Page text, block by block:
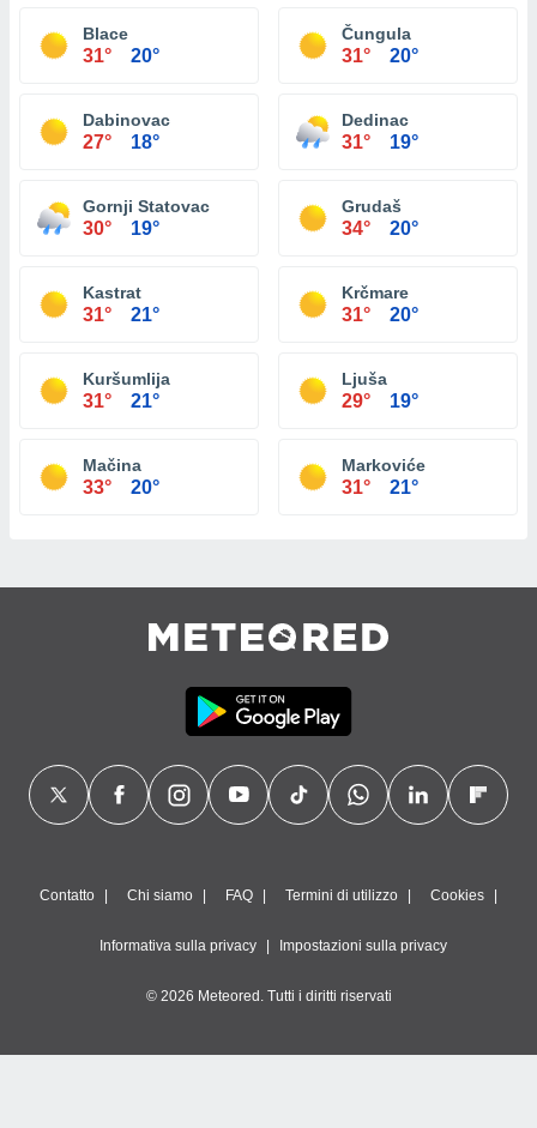
Blace
31° 20°
Čungula
31° 20°
Dabinovac
27° 18°
Dedinac
31° 19°
Gornji Statovac
30° 19°
Grudaš
34° 20°
Kastrat
31° 21°
Krčmare
31° 20°
Kuršumlija
31° 21°
Ljuša
29° 19°
Mačina
33° 20°
Markoviće
31° 21°
Contatto Chi siamo FAQ Termini di utilizzo Cookies
Informativa sulla privacy Impostazioni sulla privacy
© 2026 Meteored. Tutti i diritti riservati